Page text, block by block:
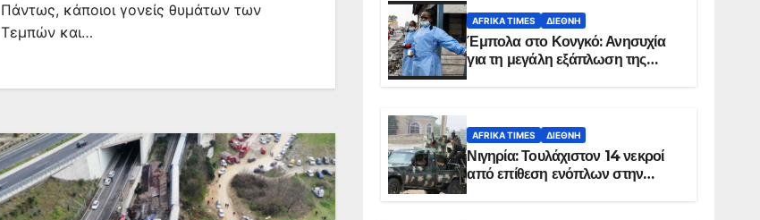
Πάντως, κάποιοι γονείς θυμάτων των
Τεμπών και…
AFRIKA TIMES ΔΙΕΘΝΉ
Έμπολα στο Κονγκό: Ανησυχία
για τη μεγάλη εξάπλωση της
AFRIKA TIMES ΔΙΕΘΝΉ
Νιγηρία: Τουλάχιστον 14 νεκροί
από επίθεση ενόπλων στην